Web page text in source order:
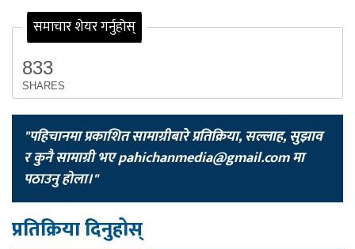
समाचार शेयर गर्नुहोस्
833
SHARES
"पहिचानमा प्रकाशित सामाग्रीबारे प्रतिक्रिया, सल्लाह, सुझाव
र कुनै सामाग्री भएpahichanmedia@gmail.comमा
पठाउनु होला।"
प्रतिक्रिया दिनुहोस्